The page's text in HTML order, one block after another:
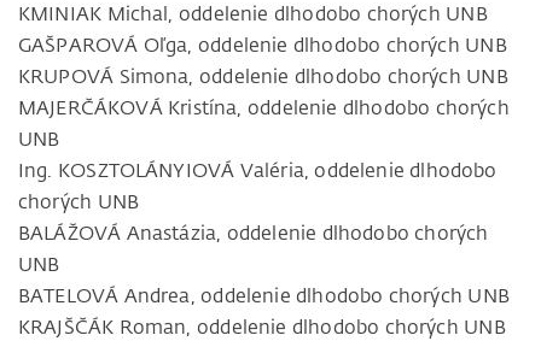
KMINIAK Michal, oddelenie dlhodobo chorých UNB
GAŠPAROVÁ Oľga, oddelenie dlhodobo chorých UNB
KRUPOVÁ Simona, oddelenie dlhodobo chorých UNB
MAJERČÁKOVÁ Kristína, oddelenie dlhodobo chorých
UNB
Ing. KOSZTOLÁNYIOVÁ Valéria, oddelenie dlhodobo
chorých UNB
BALÁŽOVÁ Anastázia, oddelenie dlhodobo chorých
UNB
BATELOVÁ Andrea, oddelenie dlhodobo chorých UNB
KRAJŠČÁK Roman, oddelenie dlhodobo chorých UNB